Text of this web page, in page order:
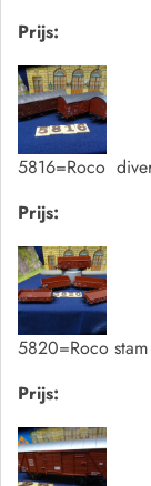
Prijs:
5816=Roco
Prijs:
5820=Roco
Prijs: